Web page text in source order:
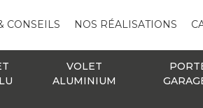
CONSEILS NOS RÉALISATIONS
VOLET
ALUMINIUM